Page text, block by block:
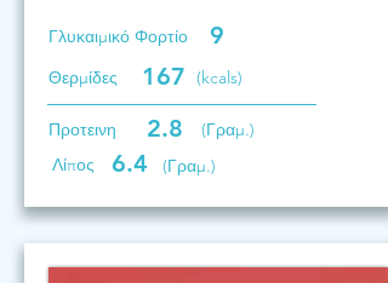
Γλυκαιμικό Φορτίο 9
Θερμίδες 167 (kcals)
Προτεινη 2.8
(Γραμ.)
Λίπος
6.4 (Γραμ.)